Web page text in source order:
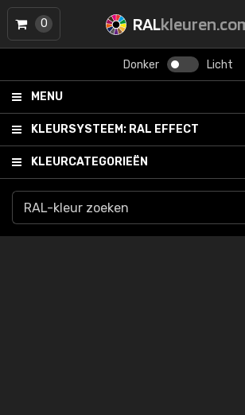
RAL
Donker Licht
MENU
KLEURSYSTEEM: RAL EFFECT
KLEURCATEGORIEËN
0